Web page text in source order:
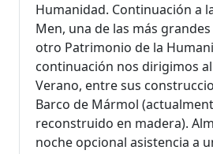
Humanidad. Continuación a
Men, una de las más
otro Patrimonio de la
continuación nos dirigimos
Verano, entre sus
Barco de Mármol
reconstruido en madera).
noche opcional asistencia a